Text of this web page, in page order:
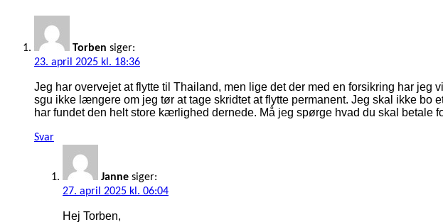
Torben siger:
23. april 2025 kl. 18:36
Jeg har overvejet at flytte til Thailand, men lige det der med en forsikring har
sgu ikke længere om jeg tør at tage skridtet at flytte permanent. Jeg skal ikke
har fundet den helt store kærlighed dernede. Må jeg spørge hvad du skal betale
Svar
Janne siger:
27. april 2025 kl. 06:04
Hej Torben,